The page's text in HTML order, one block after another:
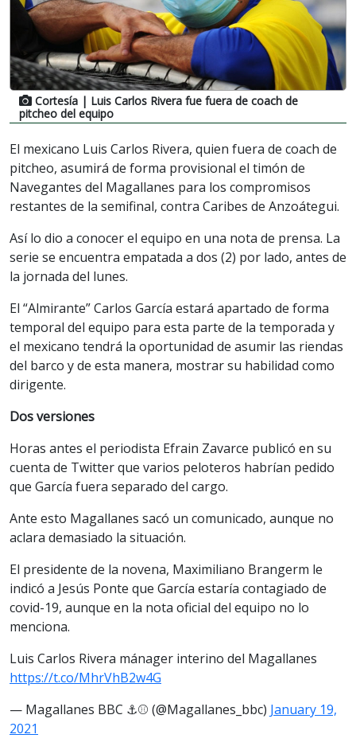
Cortesía | Luis Carlos Rivera fue fuera de coach de
pitcheo del equipo
El mexicano Luis Carlos Rivera, quien fuera de coach de
pitcheo, asumirá de forma provisional el timón de
Navegantes del Magallanes para los compromisos
restantes de la semifinal, contra Caribes de Anzoátegui.
Así lo dio a conocer el equipo en una nota de prensa. La
serie se encuentra empatada a dos (2) por lado, antes de
la jornada del lunes.
El “Almirante” Carlos García estará apartado de forma
temporal del equipo para esta parte de la temporada y
el mexicano tendrá la oportunidad de asumir las riendas
del barco y de esta manera, mostrar su habilidad como
dirigente.
Dos versiones
Horas antes el periodista Efrain Zavarce publicó en su
cuenta de Twitter que varios peloteros habrían pedido
que García fuera separado del cargo.
Ante esto Magallanes sacó un comunicado, aunque no
aclara demasiado la situación.
El presidente de la novena, Maximiliano Brangerm le
indicó a Jesús Ponte que García estaría contagiado de
covid-19, aunque en la nota oficial del equipo no lo
menciona.
Luis Carlos Rivera mánager interino del Magallanes
https://t.co/MhrVhB2w4G
— Magallanes BBC ⚓️⚾️ (@Magallanes_bbc) January 19,
2021